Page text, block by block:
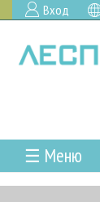
Вход
☰ Меню
ГЛАВНАЯ